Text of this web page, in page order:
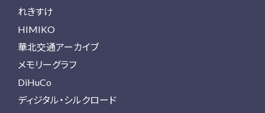
れきすけ
HIMIKO
華北交通アーカイブ
メモリーグラフ
DiHuCo
ディジタル・シルクロード